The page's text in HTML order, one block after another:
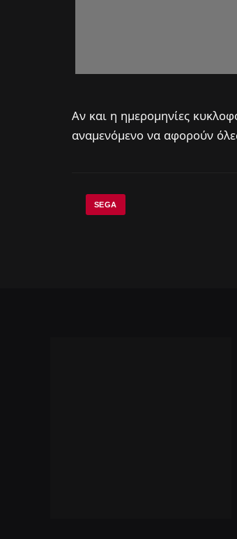
Αν και η ημερομηνίες
αναμενόμενο να αφορούν
SEGA